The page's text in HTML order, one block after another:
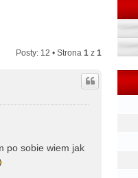
Posty: 12 • Strona 1z 1
po sobie wiem jak